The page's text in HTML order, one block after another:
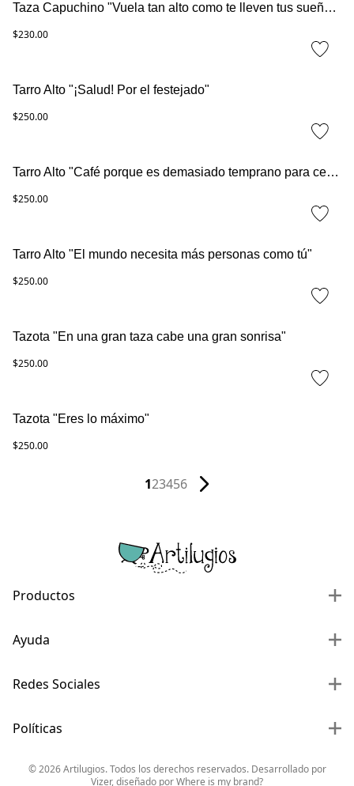
Taza Capuchino "Vuela tan alto como te lleven tus sueños"
$230.00
Tarro Alto "¡Salud! Por el festejado"
$250.00
Tarro Alto "Café porque es demasiado temprano para cerveza"
$250.00
Tarro Alto "El mundo necesita más personas como tú"
$250.00
Tazota "En una gran taza cabe una gran sonrisa"
$250.00
Tazota "Eres lo máximo"
$250.00
123456
Productos
Ayuda
Redes Sociales
Políticas
©2026Artilugios. Todos los derechos reservados. Desarrollado por
Vizer, diseñado porWhere is my brand?